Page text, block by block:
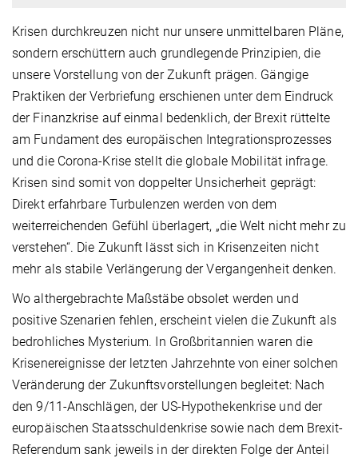
Krisen durchkreuzen nicht nur unsere unmittelbaren Pläne,
sondern erschüttern auch grundlegende Prinzipien, die
unsere Vorstellung von der Zukunft prägen. Gängige
Praktiken der Verbriefung erschienen unter dem Eindruck
der Finanzkrise auf einmal bedenklich, der Brexit rüttelte
am Fundament des europäischen Integrationsprozesses
und die Corona-Krise stellt die globale Mobilität infrage.
Krisen sind somit von doppelter Unsicherheit geprägt:
Direkt erfahrbare Turbulenzen werden von dem
weiterreichenden Gefühl überlagert, „die Welt nicht mehr zu
verstehen“. Die Zukunft lässt sich in Krisenzeiten nicht
mehr als stabile Verlängerung der Vergangenheit denken.
Wo althergebrachte Maßstäbe obsolet werden und
positive Szenarien fehlen, erscheint vielen die Zukunft als
bedrohliches Mysterium. In Großbritannien waren die
Krisenereignisse der letzten Jahrzehnte von einer solchen
Veränderung der Zukunftsvorstellungen begleitet: Nach
den 9/11-Anschlägen, der US-Hypothekenkrise und der
europäischen Staatsschuldenkrise sowie nach dem Brexit-
Referendum sank jeweils in der direkten Folge der Anteil